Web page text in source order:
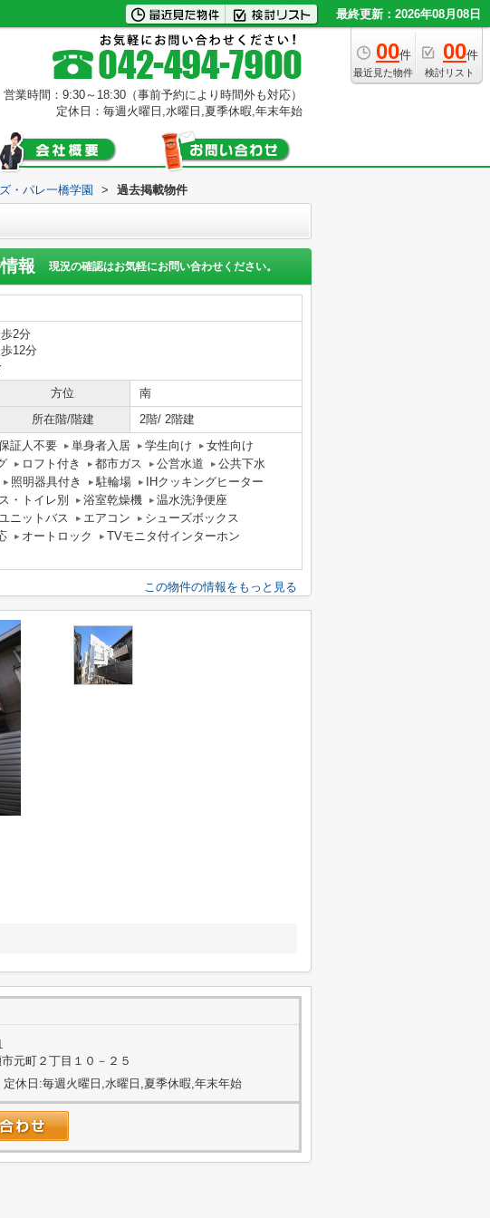
最終更新：2026年08月08日
00件
最近見た物件
00件
検討リスト
営業時間：9:30～18:30（事前予約により時間外も対応）
定休日：毎週火曜日,水曜日,夏季休暇,年末年始
・パレ一橋学園 > 過去掲載物件
報 現況の確認はお気軽にお問い合わせください。
2分
12分
方位
南
所在階/階建 2階/ 2階建
証人不要 単身者入居 学生向け
女性向け
ロフト付き 都市ガス 公営水道
公共下水
照明器具付き 駐輪場
IHクッキングヒーター
・トイレ別 浴室乾燥機
温水洗浄便座
ニットバス エアコン
シューズボックス
オートロック
TVモニタ付インターホン
この物件の情報をもっと見る
元町２丁目１０－２５
休日:毎週火曜日,水曜日,夏季休暇,年末年始